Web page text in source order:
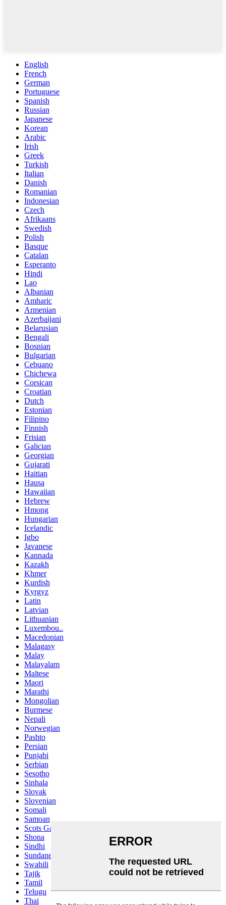
English
French
German
Portuguese
Spanish
Russian
Japanese
Korean
Arabic
Irish
Greek
Turkish
Italian
Danish
Romanian
Indonesian
Czech
Afrikaans
Swedish
Polish
Basque
Catalan
Esperanto
Hindi
Lao
Albanian
Amharic
Armenian
Azerbaijani
Belarusian
Bengali
Bosnian
Bulgarian
Cebuano
Chichewa
Corsican
Croatian
Dutch
Estonian
Filipino
Finnish
Frisian
Galician
Georgian
Gujarati
Haitian
Hausa
Hawaiian
Hebrew
Hmong
Hungarian
Icelandic
Igbo
Javanese
Kannada
Kazakh
Khmer
Kurdish
Kyrgyz
Latin
Latvian
Lithuanian
Luxembou..
Macedonian
Malagasy
Malay
Malayalam
Maltese
Maori
Marathi
Mongolian
Burmese
Nepali
Norwegian
Pashto
Persian
Punjabi
Serbian
Sesotho
Sinhala
Slovak
Slovenian
Somali
Samoan
Scots Gaelic
Shona
Sindhi
Sundanese
Swahili
Tajik
Tamil
Telugu
Thai